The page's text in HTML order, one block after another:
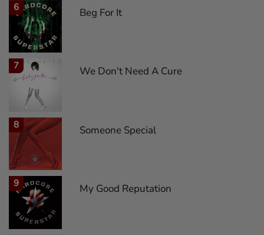
6 Beg For It
7 We Don't Need A Cure
8 Someone Special
9 My Good Reputation